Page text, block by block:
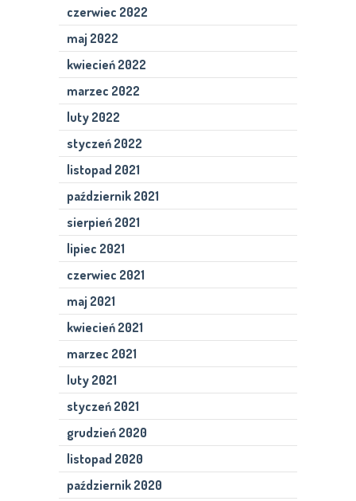
czerwiec 2022
maj 2022
kwiecień 2022
marzec 2022
luty 2022
styczeń 2022
listopad 2021
październik 2021
sierpień 2021
lipiec 2021
czerwiec 2021
maj 2021
kwiecień 2021
marzec 2021
luty 2021
styczeń 2021
grudzień 2020
listopad 2020
październik 2020